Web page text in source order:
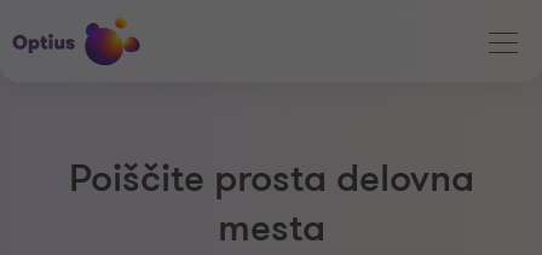
Poiščite prosta delovna
mesta